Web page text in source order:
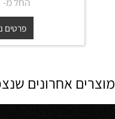
פרטים נוספים